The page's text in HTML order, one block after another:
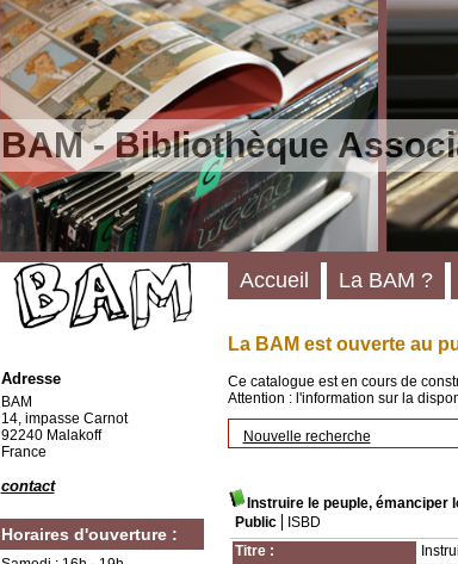
BAM - Bibliothèque
La BAM est ouverte au
Ce catalogue est en cours de
Attention : l'information sur la
Nouvelle recherche
Instruire le peuple, émanciper
Public
ISBD
Titre :
Accueil La BAM ?
Adresse
BAM
14, impasse Carnot
92240 Malakoff
France
contact
Horaires d'ouverture :